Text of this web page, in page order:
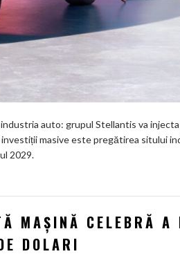
auto: grupul Stellantis va
investiții masive este pregătirea sitului
2029.
MAȘINĂ CELEBRĂ A
DOLARI